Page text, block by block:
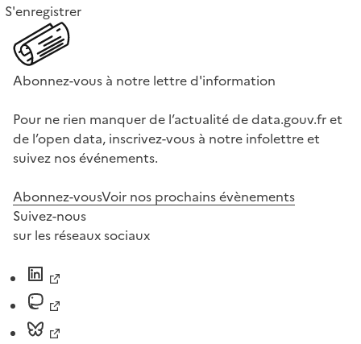
S'enregistrer
Abonnez-vous à notre lettre d'information
Pour ne rien manquer de l’actualité de data.gouv.fr et
de l’open data, inscrivez-vous à notre infolettre et
suivez nos événements.
Abonnez-vousVoir nos prochains évènements
Suivez-nous
sur les réseaux sociaux